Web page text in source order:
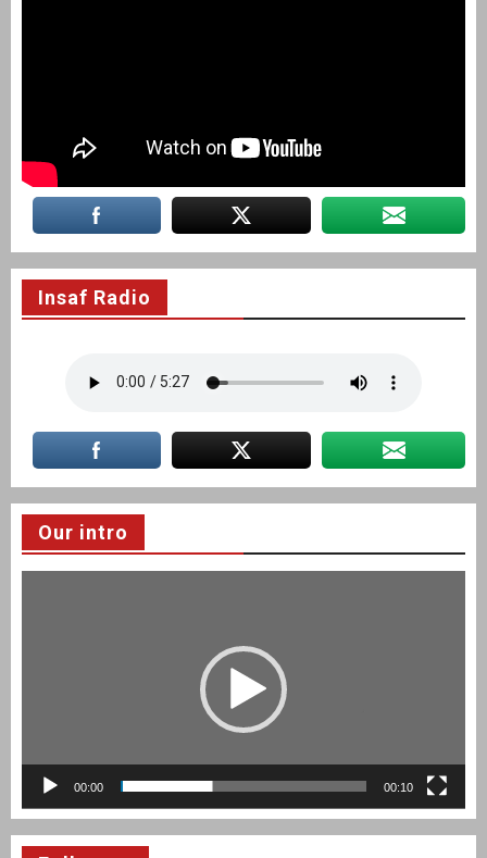
Insaf Radio
Our intro
00:00 00:10